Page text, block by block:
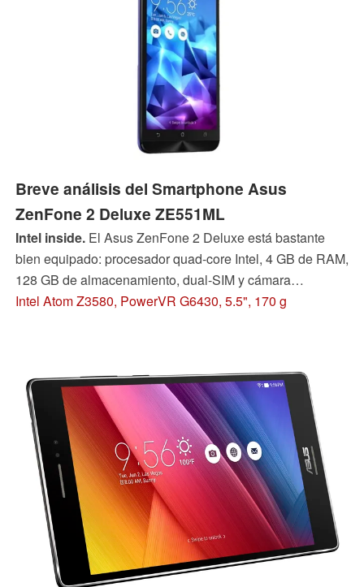
Breve análisis del Smartphone Asus
ZenFone 2 Deluxe ZE551ML
Intel inside.El Asus ZenFone 2 Deluxe está bastante
bien equipado: procesador quad-core Intel, 4 GB de RAM,
128 GB de almacenamiento, dual-SIM y cámara
PixelMaster. ¿Ha creado el fabricante un paquete
Intel Atom Z3580, PowerVR G6430, 5.5", 170 g